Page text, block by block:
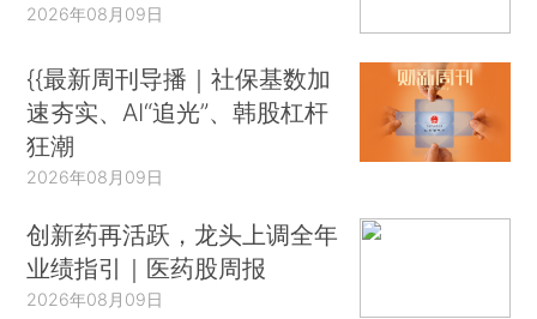
2026年08月09日
{{最新周刊导播｜社保基数加
速夯实、AI“追光”、韩股杠杆
狂潮
2026年08月09日
创新药再活跃，龙头上调全年
业绩指引｜医药股周报
2026年08月09日